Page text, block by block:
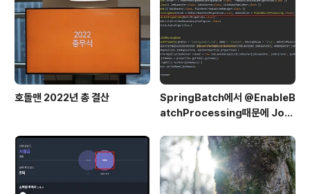
호돌맨 2022년 총 결산
SpringBatch에서 @EnableB
atchProcessing때문에 Job